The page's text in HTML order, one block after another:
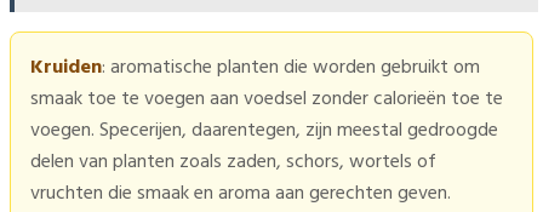
Kruiden: aromatische planten die worden gebruikt om
smaak toe te voegen aan voedsel zonder calorieën toe te
voegen. Specerijen, daarentegen, zijn meestal gedroogde
delen van planten zoals zaden, schors, wortels of
vruchten die smaak en aroma aan gerechten geven.